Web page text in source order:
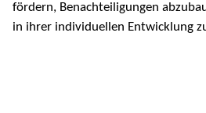
fördern, Benachteiligungen
in ihrer individuellen Entwicklung